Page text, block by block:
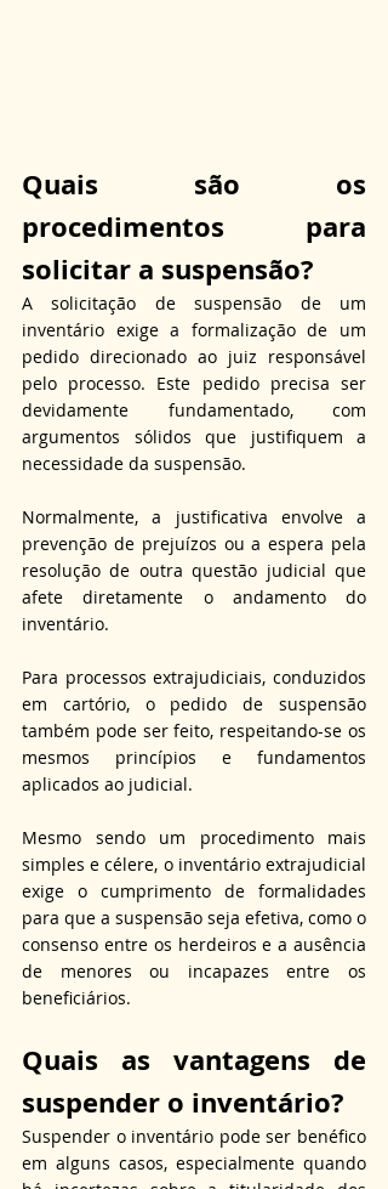
Quais são os
procedimentos para
solicitar a suspensão?
A solicitação de suspensão de um
inventário exige a formalização de um
pedido direcionado ao juiz responsável
pelo processo. Este pedido precisa ser
devidamente fundamentado, com
argumentos sólidos que justifiquem a
necessidade da suspensão.
Normalmente, a justificativa envolve a
prevenção de prejuízos ou a espera pela
resolução de outra questão judicial que
afete diretamente o andamento do
inventário.
Para processos extrajudiciais, conduzidos
em cartório, o pedido de suspensão
também pode ser feito, respeitando-se os
mesmos princípios e fundamentos
aplicados ao judicial.
Mesmo sendo um procedimento mais
simples e célere, o inventário extrajudicial
exige o cumprimento de formalidades
para que a suspensão seja efetiva, como o
consenso entre os herdeiros e a ausência
de menores ou incapazes entre os
beneficiários.
Quais as vantagens de
suspender o inventário?
Suspender o inventário pode ser benéfico
em alguns casos, especialmente quando